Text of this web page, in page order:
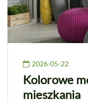
2026-05-22
Kolorowe
mieszkania